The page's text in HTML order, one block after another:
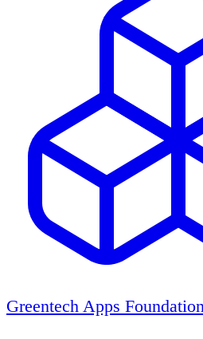
Greentech Apps Foundation